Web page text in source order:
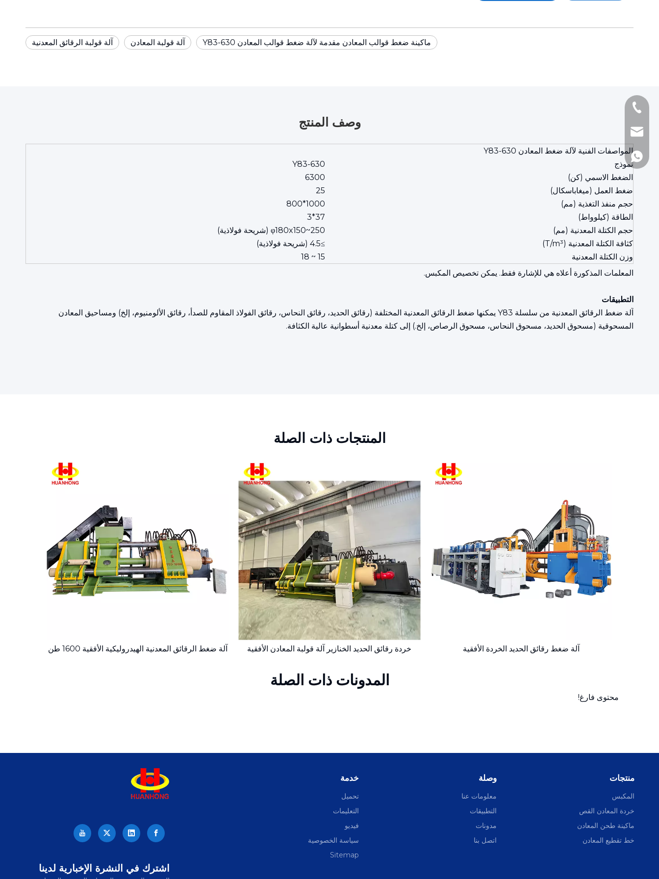
آلة قولبة الرقائق المعدنية آلة قولبة المعادن ماكينة ضغط قوالب المعادن مقدمة لآلة ضغط قوالب المعادن Y83-630
وصف المنتج
المواصفات الفنية لآلة ضغط المعادن Y83-630
نموذج
Y83-630
الضغط الاسمي (كن)
6300
ضغط العمل (ميغاباسكال)
25
حجم منفذ التغذية (مم)
1000*800
الطاقة (كيلوواط)
37*3
حجم الكتلة المعدنية (مم)
φ180x150~250 (شريحة فولاذية)
كثافة الكتلة المعدنية (T/m³)
≥4.5 (شريحة فولاذية)
وزن الكتلة المعدنية
15 ~ 18
المعلمات المذكورة أعلاه هي للإشارة فقط. يمكن تخصيص المكبس.
التطبيقات
آلة ضغط الرقائق المعدنية من سلسلة Y83 يمكنها ضغط الرقائق المعدنية المختلفة (رقائق الحديد، رقائق النحاس، رقائق الفولاذ المقاوم للصدأ، رقائق الألومنيوم، إلخ) ومساحيق المعادن
المسحوقية (مسحوق الحديد، مسحوق النحاس، مسحوق الرصاص، إلخ.) إلى كتلة معدنية أسطوانية عالية الكثافة.
المنتجات ذات الصلة
آلة ضغط الرقائق المعدنية الهيدروليكية الأفقية 1600 طن خردة رقائق الحديد الخنازير آلة قولبة المعادن الأفقية آلة ضغط رقائق الحديد الخردة الأفقية
المدونات ذات الصلة
محتوى فارغ!
اشترك في النشرة الإخبارية لدينا
منتجات
المكبس
خردة المعادن القص
ماكينة طحن المعادن
خط تقطيع المعادن
وصلة
معلومات عنا
التطبيقات
مدونات
اتصل بنا
خدمة
تحميل
التعليمات
فيديو
سياسة الخصوصية
Sitemap
+86-
+86-510-
andy@js-
+86-